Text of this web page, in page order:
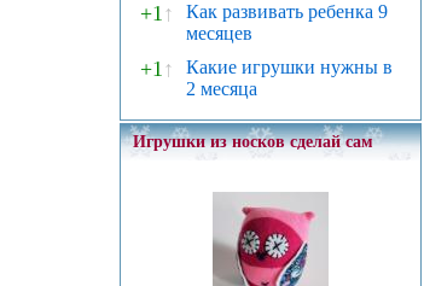
+1↑
Как развивать ребенка 9
месяцев
+1↑
Какие игрушки нужны в
2 месяца
Игрушки из носков сделай сам